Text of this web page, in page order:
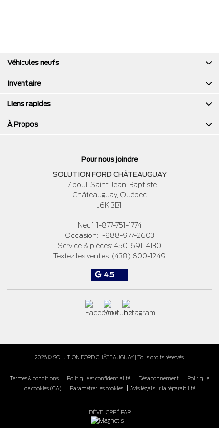
Pour nous joindre
SOLUTION FORD CHÂTEAUGUAY
117 boul. Saint-Jean-Baptiste
Châteauguay, Québec
J6K 3B1
Neuf: 1-877-751-1774
Occasion: 1-888-977-2603
Service & pièces: 450-691-4130
Textez les ventes: (438) 600-1249
4.5
Véhicules neufs
Inventaire
Liens rapides
À Propos
2026 © SOLUTION FORD CHÂTEAUGUAY| Tous droits réservés.
Termes & conditions | Politique et confidentialité | Désabonnement |
Politique
de cookies (CA)
| Paramétrer les cookies| Avis légal sur la réparabilité
DÉVELOPPÉ PAR